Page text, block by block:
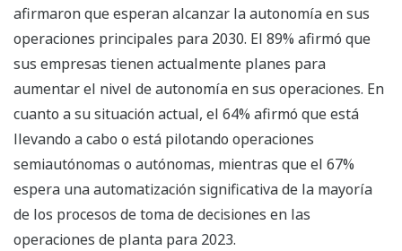
afirmaron que esperan alcanzar la autonomía en sus
operaciones principales para 2030. El 89% afirmó que
sus empresas tienen actualmente planes para
aumentar el nivel de autonomía en sus operaciones. En
cuanto a su situación actual, el 64% afirmó que está
llevando a cabo o está pilotando operaciones
semiautónomas o autónomas, mientras que el 67%
espera una automatización significativa de la mayoría
de los procesos de toma de decisiones en las
operaciones de planta para 2023.